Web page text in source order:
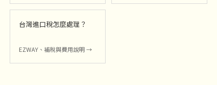
台灣進口稅怎麼處理？
EZWAY、補稅與費用說明 →